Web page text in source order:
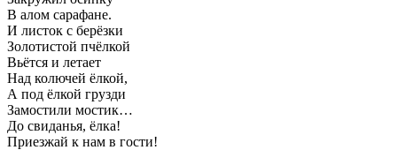
В алом сарафане.
И листок с берёзки
Золотистой пчёлкой
Вьётся и летает
Над колючей ёлкой,
А под ёлкой грузди
Замостили мостик…
До свиданья, ёлка!
Приезжай к нам в гости!